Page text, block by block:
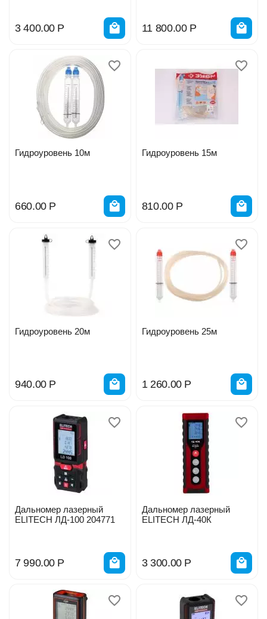
3 400.00 Р 11 800.00 Р
Гидроуровень 10м
660.00 Р
Гидроуровень 15м
810.00 Р
Гидроуровень 20м
940.00 Р
Гидроуровень 25м
1 260.00 Р
Дальномер лазерный
ELITECH ЛД-100 204771
7 990.00 Р
Дальномер лазерный
ELITECH ЛД-40К
3 300.00 Р